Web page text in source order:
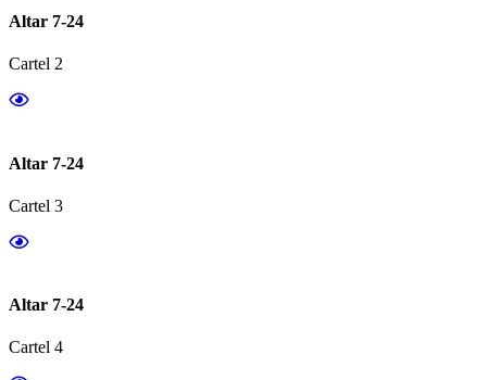
Altar 7-24
Cartel 2
Altar 7-24
Cartel 3
Altar 7-24
Cartel 4